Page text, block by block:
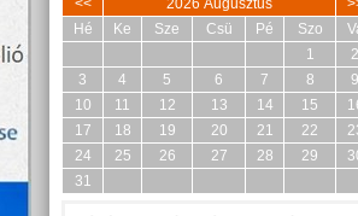
<< 2026 Augusztus
Hé
Ke Sze Csü Pé Szo
1
2
3
4 5 6 7 8
9
10
11 12 13 14 15
17
18 19 20 21 22
24
25 26 27 28 29
31